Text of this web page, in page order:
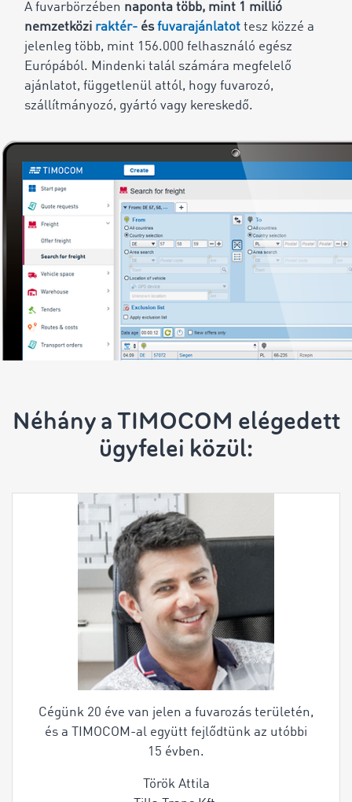
A fuvarbörzében naponta több, mint 1 millió
nemzetközi raktér- ésfuvarajánlatot tesz közzé a
jelenleg több, mint 156.000 felhasználó egész
Európából. Mindenki talál számára megfelelő
ajánlatot, függetlenül attól, hogy fuvarozó,
szállítmányozó, gyártó vagy kereskedő.
Néhány a TIMOCOM elégedett
ügyfelei közül:
Cégünk 20 éve van jelen a fuvarozás területén,
és a TIMOCOM-al együtt fejlődtünk az utóbbi
15 évben.
Török Attila